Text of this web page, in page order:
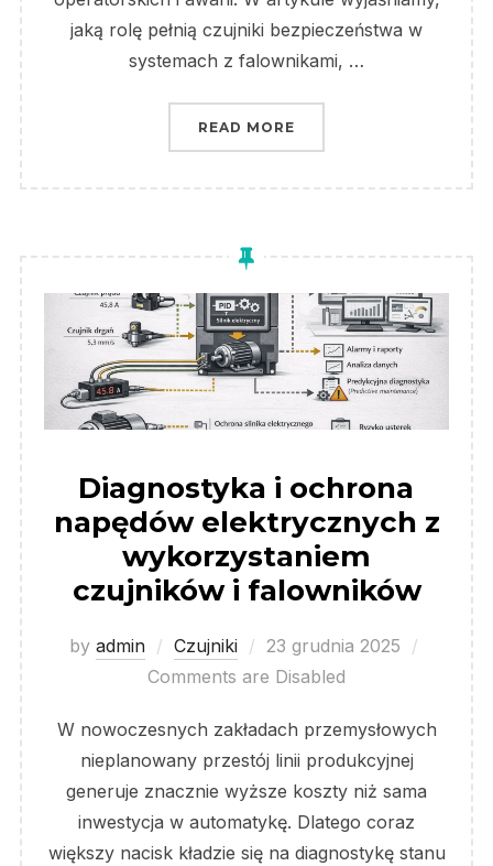
jaką rolę pełnią czujniki bezpieczeństwa w
systemach z falownikami, …
READ MORE „CZUJNIKI
Diagnostyka i ochrona
napędów elektrycznych z
wykorzystaniem
czujników i falowników
by admin Czujniki
Posted
on
23 grudnia 2025
Comments are Disabled
W nowoczesnych zakładach przemysłowych
nieplanowany przestój linii produkcyjnej
generuje znacznie wyższe koszty niż sama
inwestycja w automatykę. Dlatego coraz
większy nacisk kładzie się na diagnostykę stanu